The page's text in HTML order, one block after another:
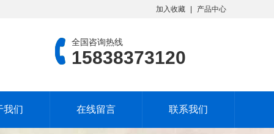
加入收藏 产品中心
全国咨询热线
15838373120
我们 在线留言 联系我们